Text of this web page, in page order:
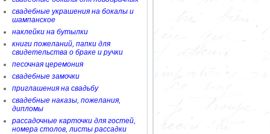
свадебные украшения на бокалы и
шампанское
наклейки на бутылки
книги пожеланий, папки для
свидетельства о браке и ручки
песочная церемония
свадебные замочки
приглашения на свадьбу
свадебные наказы, пожелания,
дипломы
рассадочные карточки для гостей,
номера столов, листы рассадки